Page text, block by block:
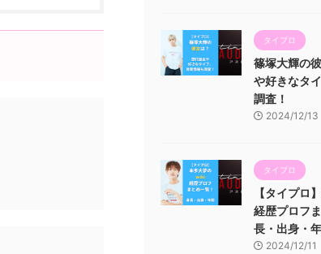
タイプロ
篠塚大輝の
や好きなタ
調査！
2024/12/13
タイプロ
【タイプロ
経歴プロフ
長・出身・
2024/12/11